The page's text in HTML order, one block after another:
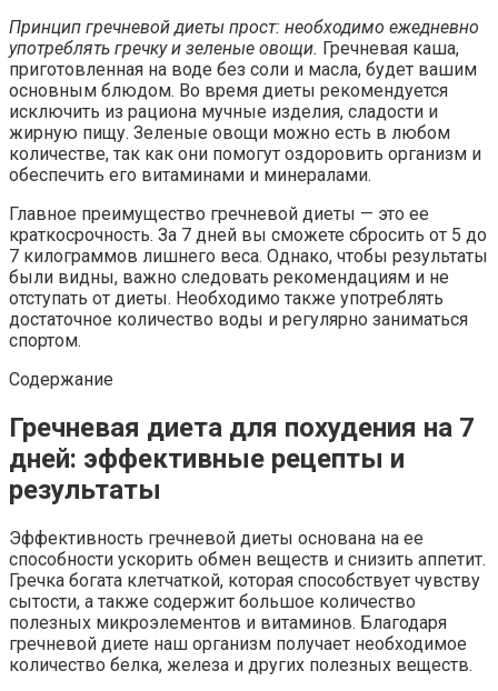
Принцип гречневой диеты прост: необходимо ежедневно
употреблять гречку и зеленые овощи. Гречневая каша,
приготовленная на воде без соли и масла, будет вашим
основным блюдом. Во время диеты рекомендуется
исключить из рациона мучные изделия, сладости и
жирную пищу. Зеленые овощи можно есть в любом
количестве, так как они помогут оздоровить организм и
обеспечить его витаминами и минералами.
Главное преимущество гречневой диеты — это ее
краткосрочность. За 7 дней вы сможете сбросить от 5 до
7 килограммов лишнего веса. Однако, чтобы результаты
были видны, важно следовать рекомендациям и не
отступать от диеты. Необходимо также употреблять
достаточное количество воды и регулярно заниматься
спортом.
Содержание
Гречневая диета для похудения на 7
дней: эффективные рецепты и
результаты
Эффективность гречневой диеты основана на ее
способности ускорить обмен веществ и снизить аппетит.
Гречка богата клетчаткой, которая способствует чувству
сытости, а также содержит большое количество
полезных микроэлементов и витаминов. Благодаря
гречневой диете наш организм получает необходимое
количество белка, железа и других полезных веществ.